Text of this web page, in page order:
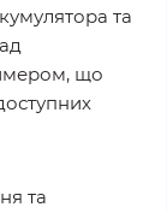
та
що
та